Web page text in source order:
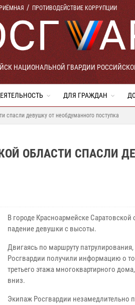
ПРОТИВОДЕЙСТВИЕ КОРРУПЦИИ
НАЦИОНАЛЬНОЙ ГВАРДИИ
ДЛЯ ГРАЖДАН
спасли девушку от необдуманного поступка
ОБЛАСТИ СПАСЛИ
В городе Красноармейске
падение девушки с высоты.
Двигаясь по маршруту
Росгвардии получили информацию о
третьего этажа многоквартирного
вниз.
Экипаж Росгвардии незамедлительно